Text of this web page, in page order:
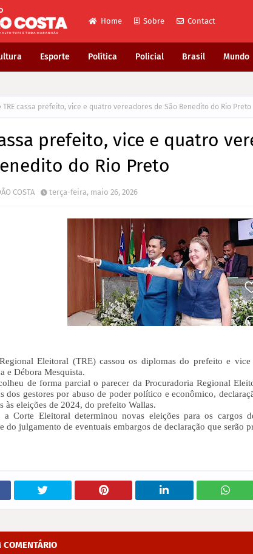
Home Sobre Contact
Esporte Política Policial Brasil Mundo
TRE cassa prefeito, vice e quatro vereadores de São Benedito do Rio Preto
prefeito, vice e quatro
do Rio Preto
COSTA terça-feira, maio 26, 2026
Eleitoral (TRE) cassou os diplomas do prefeito e
e Débora Mesquista.
de forma parcial o parecer da Procuradoria Regional
dos gestores por abuso de poder político e econômico,
às eleições de 2024, do prefeito Wallas.
a Corte Eleitoral determinou novas eleições para os cargos
do julgamento de eventuais embargos de declaração que serão
COMENTÁRIO